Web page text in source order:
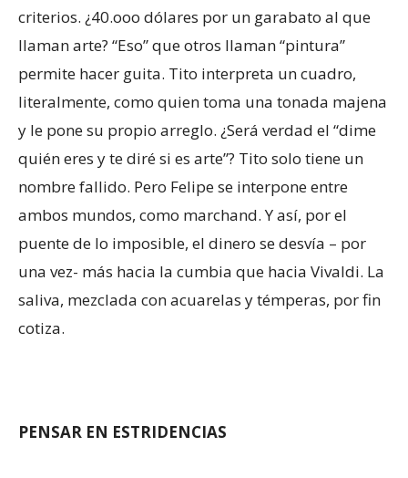
criterios. ¿40.ooo dólares por un garabato al que
llaman arte? “Eso” que otros llaman “pintura”
permite hacer guita. Tito interpreta un cuadro,
literalmente, como quien toma una tonada majena
y le pone su propio arreglo. ¿Será verdad el “dime
quién eres y te diré si es arte”? Tito solo tiene un
nombre fallido. Pero Felipe se interpone entre
ambos mundos, como marchand. Y así, por el
puente de lo imposible, el dinero se desvía – por
una vez- más hacia la cumbia que hacia Vivaldi. La
saliva, mezclada con acuarelas y témperas, por fin
cotiza.
PENSAR EN ESTRIDENCIAS